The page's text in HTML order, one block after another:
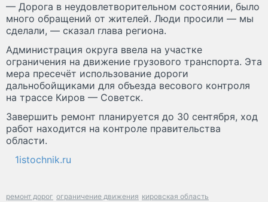
— Дорога в неудовлетворительном состоянии, было
много обращений от жителей. Люди просили — мы
сделали, — сказал глава региона.
Администрация округа ввела на участке
ограничения на движение грузового транспорта. Эта
мера пресечёт использование дороги
дальнобойщиками для объезда весового контроля
на трассе Киров — Советск.
Завершить ремонт планируется до 30 сентября, ход
работ находится на контроле правительства
области.
1istochnik.ru
ремонт дорог ограничение движения кировская область